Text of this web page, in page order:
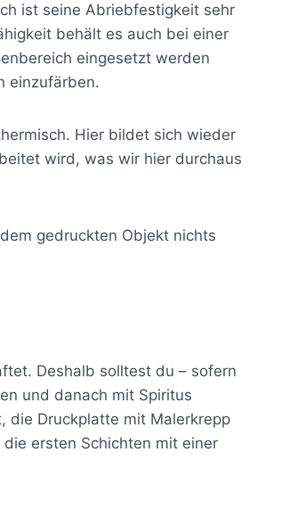
ist seine Abriebfestigkeit sehr
behält es auch bei einer
eingesetzt werden
einzufärben.
Hier bildet sich wieder
wird, was wir hier durchaus
gedruckten Objekt nichts
Deshalb solltest du – sofern
und danach mit Spiritus
die Druckplatte mit Malerkrepp
ersten Schichten mit einer